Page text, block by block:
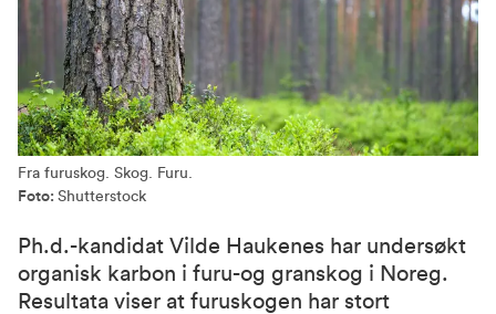
Fra furuskog. Skog. Furu.
Foto: Shutterstock
Ph.d.-kandidat Vilde Haukenes har undersøkt
organisk karbon i furu-og granskog i Noreg.
Resultata viser at furuskogen har stort